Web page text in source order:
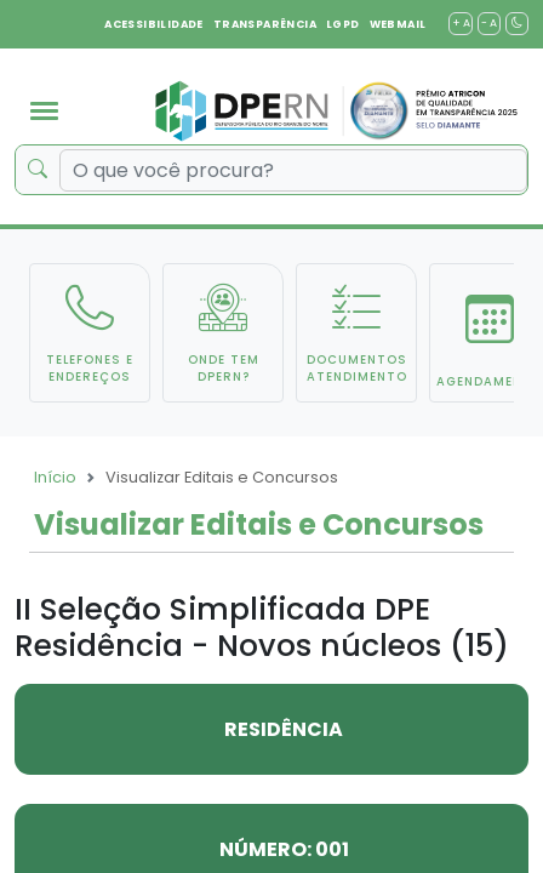
ACESSIBILIDADE TRANSPARÊNCIA LGPD WEBMAIL + A - A
TELEFONES E
ENDEREÇOS
ONDE TEM
DPERN?
DOCUMENTOS
ATENDIMENTO
AGENDAMENTO
Início Visualizar Editais e Concursos
Visualizar Editais e Concursos
II Seleção Simplificada DPE
Residência - Novos núcleos (15)
RESIDÊNCIA
NÚMERO: 001